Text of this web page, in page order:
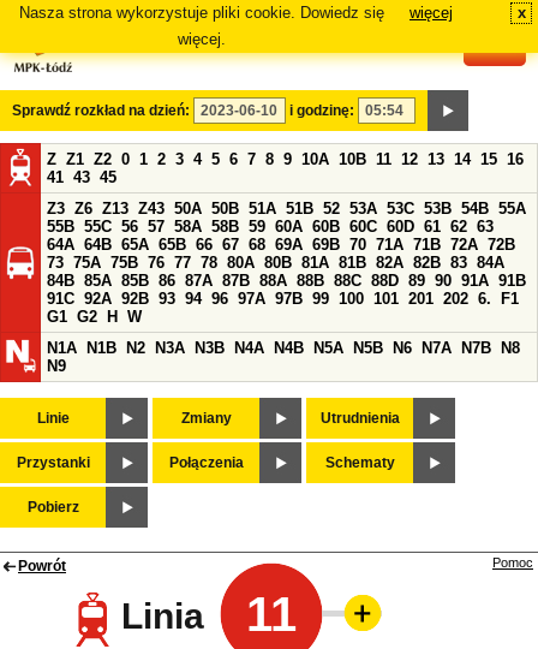
Nasza strona wykorzystuje pliki cookie. Dowiedz się
więcej.
więcej x
Sprawdź rozkład na dzień: i godzinę:
Z Z1 Z2 0 1 2 3 4 5 6 7 8 9 10A 10B 11 12 13 14 15 16
41 43 45
Z3 Z6 Z13 Z43 50A 50B 51A 51B 52 53A 53C 53B 54B 55A
55B 55C 56 57 58A 58B 59 60A 60B 60C 60D 61 62 63
64A 64B 65A 65B 66 67 68 69A 69B 70 71A 71B 72A 72B
73 75A 75B 76 77 78 80A 80B 81A 81B 82A 82B 83 84A
84B 85A 85B 86 87A 87B 88A 88B 88C 88D 89 90 91A 91B
91C 92A 92B 93 94 96 97A 97B 99 100 101 201 202 6.
F1
G1 G2 H
W
N1A
N1B N2 N3A N3B N4A N4B N5A N5B N6 N7A N7B
N8
N9
Linie Zmiany Utrudnienia
Przystanki Połączenia Schematy
Pobierz
Powrót
Linia 11
Pomoc